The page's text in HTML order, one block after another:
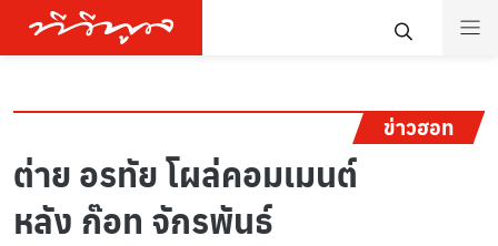
ข่าวฮอท
ต่าย อรทัย โผล่คอมเมนต์
หลัง ก๊อท จักรพันธ์